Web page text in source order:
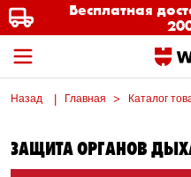
Бесплатная
Назад Главная Каталог
ЗАЩИТА ОРГАНОВ